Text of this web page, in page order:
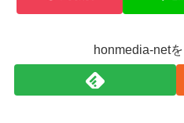
honmedia-net